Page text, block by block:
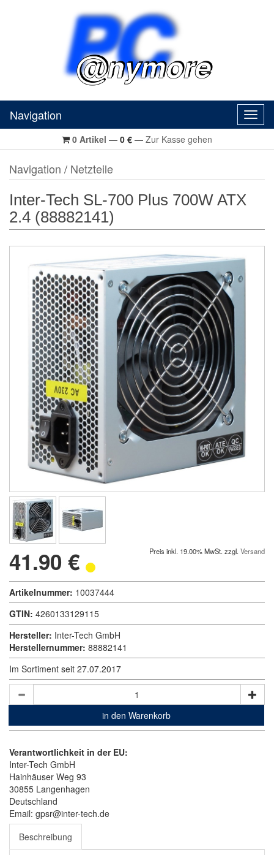
Navigation
0 Artikel — 0 € — Zur Kasse gehen
Navigation / Netzteile
Inter-Tech SL-700 Plus 700W ATX
2.4 (88882141)
41.90 € Preis inkl. 19.00% MwSt. zzgl. Versand
Artikelnummer: 10037444
GTIN: 4260133129115
Hersteller: Inter-Tech GmbH
Herstellernummer: 88882141
Im Sortiment seit 27.07.2017
in den Warenkorb
Verantwortlichkeit in der EU:
Inter-Tech GmbH
Hainhäuser Weg 93
30855 Langenhagen
Deutschland
Email: gpsr@inter-tech.de
Beschreibung